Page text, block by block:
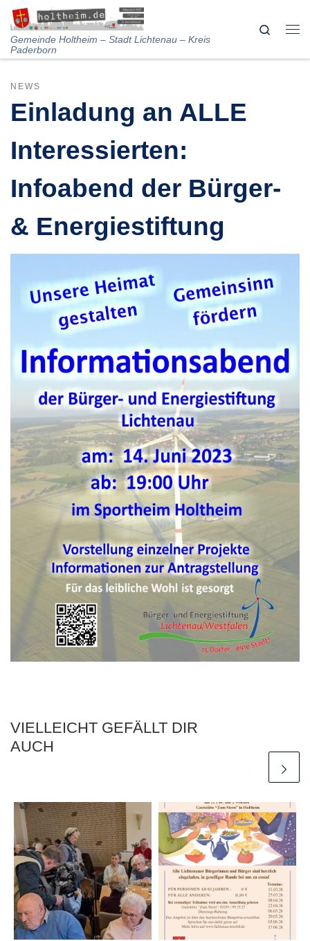
Skip to content
Gemeinde Holtheim – Stadt Lichtenau – Kreis
Paderborn
Search
NEWS
Einladung an ALLE
Interessierten:
Infoabend der Bürger-
& Energiestiftung
VIELLEICHT GEFÄLLT DIR
AUCH